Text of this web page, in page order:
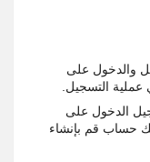
والدخول على
عملية التسجيل.
الدخول على
حساب قم بإنشاء